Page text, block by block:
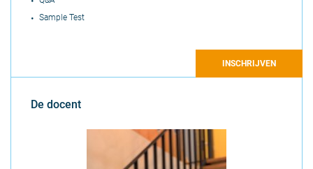
Sample Test
INSCHRIJVEN
De docent